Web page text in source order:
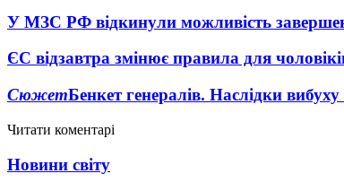
У МЗС РФ відкинули можливість
ЄС відзавтра змінює правила для
СюжетБенкет генералів. Наслідки
Читати коментарі
Новини світу